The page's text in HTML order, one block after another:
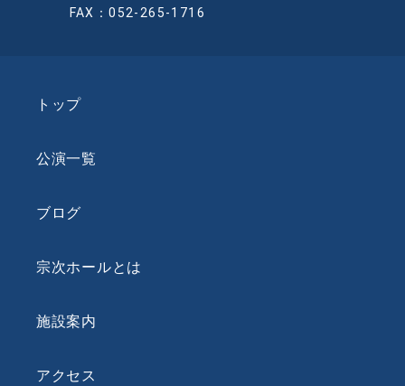
FAX：052-265-1716
トップ
公演一覧
ブログ
宗次ホールとは
施設案内
アクセス